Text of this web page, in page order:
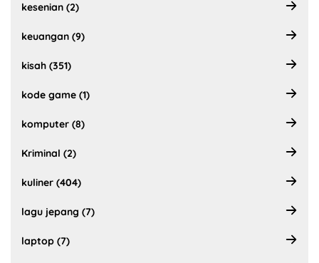
kesenian (2)
keuangan (9)
kisah (351)
kode game (1)
komputer (8)
Kriminal (2)
kuliner (404)
lagu jepang (7)
laptop (7)